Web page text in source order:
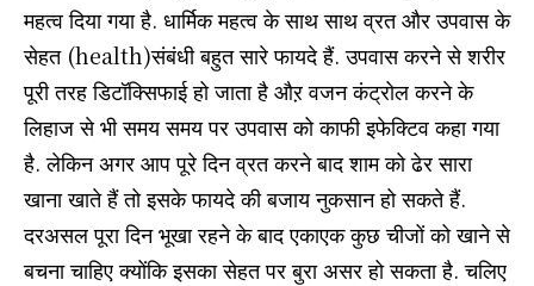
महत्व दिया गया है. धार्मिक महत्व के साथ साथ व्रत और उपवास के
सेहत (health)संबंधी बहुत सारे फायदे हैं. उपवास करने से शरीर
पूरी तरह डिटॉक्सिफाई हो जाता है औऱ वजन कंट्रोल करने के
लिहाज से भी समय समय पर उपवास को काफी इफेक्टिव कहा गया
है. लेकिन अगर आप पूरे दिन व्रत करने बाद शाम को ढेर सारा
खाना खाते हैं तो इसके फायदे की बजाय नुकसान हो सकते हैं.
दरअसल पूरा दिन भूखा रहने के बाद एकाएक कुछ चीजों को खाने से
बचना चाहिए क्योंकि इसका सेहत पर बुरा असर हो सकता है. चलिए